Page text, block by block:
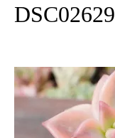
DSC02629